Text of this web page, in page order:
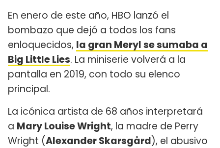
En enero de este año, HBO lanzó el
bombazo que dejó a todos los fans
enloquecidos, la gran Meryl se sumaba a
Big Little Lies. La miniserie volverá a la
pantalla en 2019, con todo su elenco
principal.
La icónica artista de 68 años interpretará
a Mary Louise Wright, la madre de Perry
Wright (Alexander Skarsgård), el abusivo